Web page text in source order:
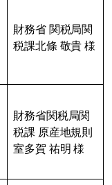
財務省 関税局関
税課北條 敬貴 様
財務省関税局関
税課 原産地規則
室多賀 祐明 様